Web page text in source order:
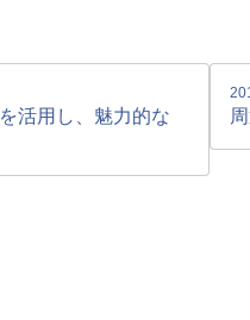
活用し、魅力的な